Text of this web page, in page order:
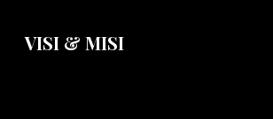
VISI & MISI